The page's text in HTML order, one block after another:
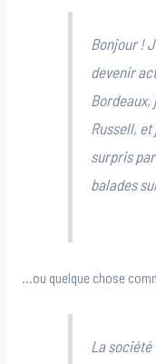
Bonjour !
devenir
Bordeaux,
Russell, et
surpris
balades
…ou quelque chose
La société